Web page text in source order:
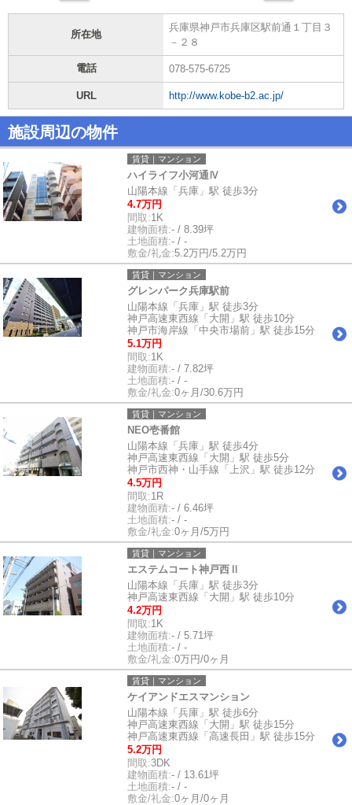
所在地
兵庫県神戸市兵庫区駅前通１丁目３
－２８
電話 078-575-6725
URL http://www.kobe-b2.ac.jp/
施設周辺の物件
賃貸｜マンション
ハイライフ小河通Ⅳ
山陽本線「兵庫」駅 徒歩3分
4.7万円
間取:1K
建物面積:- / 8.39坪
土地面積:- / -
敷金/礼金:5.2万円/5.2万円
賃貸｜マンション
グレンパーク兵庫駅前
山陽本線「兵庫」駅 徒歩3分
神戸高速東西線「大開」駅 徒歩10分
神戸市海岸線「中央市場前」駅 徒歩15分
5.1万円
間取:1K
建物面積:- / 7.82坪
土地面積:- / -
敷金/礼金:0ヶ月/30.6万円
賃貸｜マンション
NEO壱番館
山陽本線「兵庫」駅 徒歩4分
神戸高速東西線「大開」駅 徒歩5分
神戸市西神・山手線「上沢」駅 徒歩12分
4.5万円
間取:1R
建物面積:- / 6.46坪
土地面積:- / -
敷金/礼金:0ヶ月/5万円
賃貸｜マンション
エステムコート神戸西Ⅱ
山陽本線「兵庫」駅 徒歩3分
神戸高速東西線「大開」駅 徒歩10分
4.2万円
間取:1K
建物面積:- / 5.71坪
土地面積:- / -
敷金/礼金:0万円/0ヶ月
賃貸｜マンション
ケイアンドエスマンション
山陽本線「兵庫」駅 徒歩6分
神戸高速東西線「大開」駅 徒歩15分
神戸高速東西線「高速長田」駅 徒歩15分
5.2万円
間取:3DK
建物面積:- / 13.61坪
土地面積:- / -
敷金/礼金:0ヶ月/0ヶ月